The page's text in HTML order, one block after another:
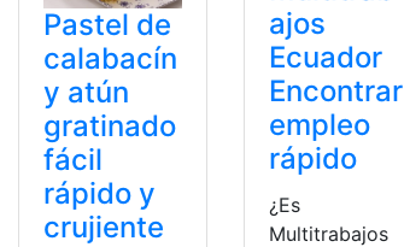
Pastel de
calabacín
y atún
gratinado
fácil
rápido y
crujiente
ajos
Ecuador
Encontrar
empleo
rápido
¿Es
Multitrabajos